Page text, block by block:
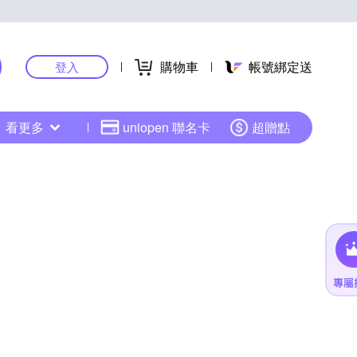
登入 購物車 帳號綁定送
看更多 uniopen 聯名卡 超贈點